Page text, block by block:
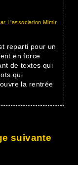
L'association Mimir
reparti pour un
en force
de textes qui
qui
la rentrée
suivante